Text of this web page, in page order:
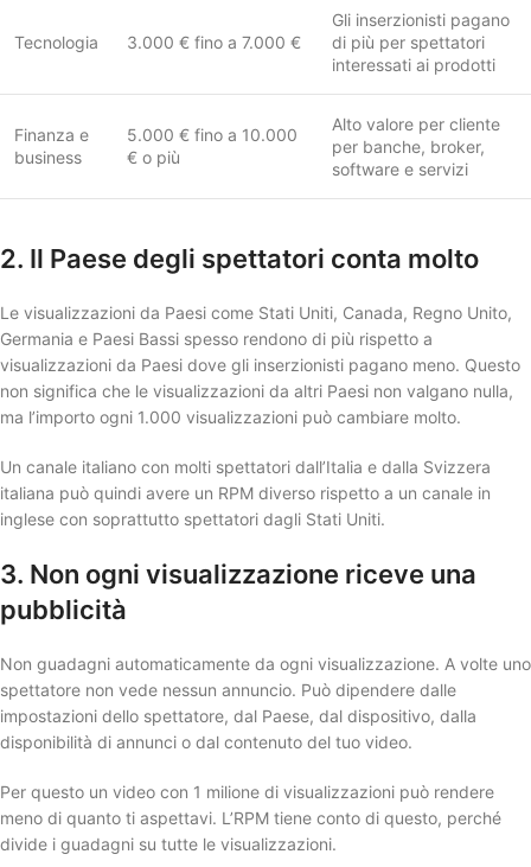
Tecnologia 3.000 € fino a 7.000 €
Gli inserzionisti pagano
di più per spettatori
interessati ai prodotti
Finanza e
business
5.000 € fino a 10.000
€ o più
Alto valore per cliente
per banche, broker,
software e servizi
2. Il Paese degli spettatori conta molto
Le visualizzazioni da Paesi come Stati Uniti, Canada, Regno Unito,
Germania e Paesi Bassi spesso rendono di più rispetto a
visualizzazioni da Paesi dove gli inserzionisti pagano meno. Questo
non significa che le visualizzazioni da altri Paesi non valgano nulla,
ma l’importo ogni 1.000 visualizzazioni può cambiare molto.
Un canale italiano con molti spettatori dall’Italia e dalla Svizzera
italiana può quindi avere un RPM diverso rispetto a un canale in
inglese con soprattutto spettatori dagli Stati Uniti.
3. Non ogni visualizzazione riceve una
pubblicità
Non guadagni automaticamente da ogni visualizzazione. A volte uno
spettatore non vede nessun annuncio. Può dipendere dalle
impostazioni dello spettatore, dal Paese, dal dispositivo, dalla
disponibilità di annunci o dal contenuto del tuo video.
Per questo un video con 1 milione di visualizzazioni può rendere
meno di quanto ti aspettavi. L’RPM tiene conto di questo, perché
divide i guadagni su tutte le visualizzazioni.